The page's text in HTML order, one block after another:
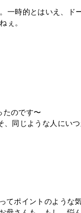
一時的とはいえ、ド
ぇ。
たのです〜
、同じような人にい
てポイントのような